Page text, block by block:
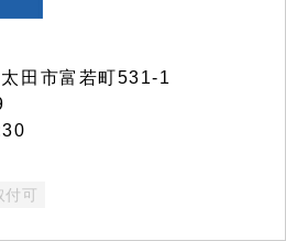
田市富若町531-1
付可